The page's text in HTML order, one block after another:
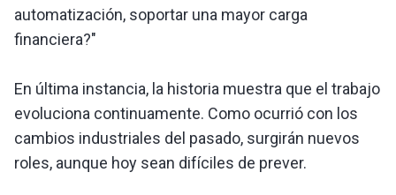
automatización, soportar una mayor carga
financiera?"
En última instancia, la historia muestra que el trabajo
evoluciona continuamente. Como ocurrió con los
cambios industriales del pasado, surgirán nuevos
roles, aunque hoy sean difíciles de prever.